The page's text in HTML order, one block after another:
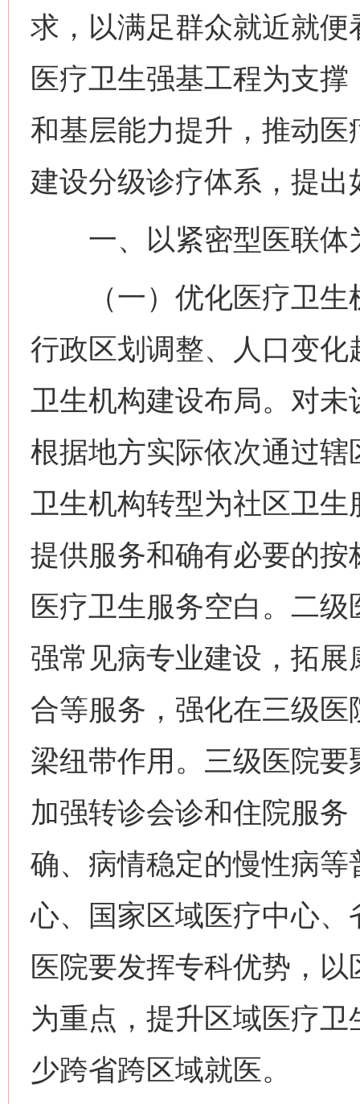
求，以满足群众就近就
医疗卫生强基工程为支
和基层能力提升，推动
建设分级诊疗体系，提出
一、以紧密型医联体
（一）优化医疗卫生
行政区划调整、人口变
卫生机构建设布局。对
根据地方实际依次通过
卫生机构转型为社区卫
提供服务和确有必要的
医疗卫生服务空白。二
强常见病专业建设，拓
合等服务，强化在三级
梁纽带作用。三级医院
加强转诊会诊和住院服
确、病情稳定的慢性病
心、国家区域医疗中心
医院要发挥专科优势，
为重点，提升区域医疗
少跨省跨区域就医。